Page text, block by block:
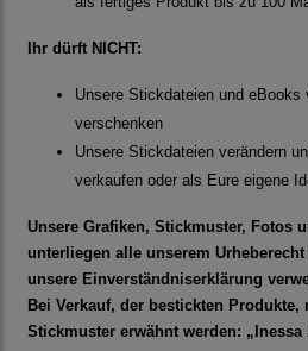
Ihr dürft NICHT:
Unsere Stickdateien und eBooks
verschenken
Unsere Stickdateien verändern
verkaufen oder als Eure eigene
Unsere Grafiken, Stickmuster, Fotos
unterliegen alle unserem
unsere Einverständniserklärung
Bei Verkauf, der bestickten
Stickmuster erwähnt werden: